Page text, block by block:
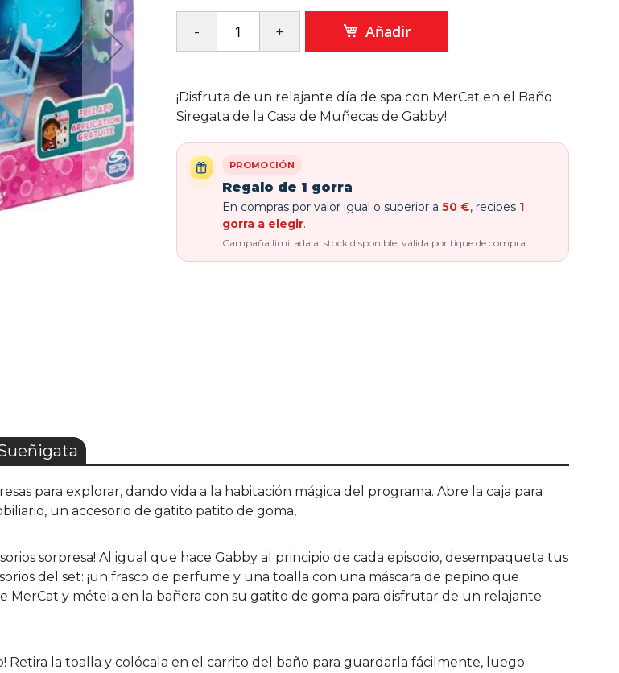
Añadir
¡Disfruta de un relajante día de spa con MerCat en el Baño
Siregata de la Casa de Muñecas de Gabby!
PROMOCIÓN
Regalo de 1 gorra
En compras por valor igual o superior a 50 €, recibes 1
gorra a elegir.
Campaña limitada al stock disponible, válida por tique de compra.
para explorar, dando vida a la habitación mágica del programa. Abre la caja para
un accesorio de gatito patito de goma,
sorpresa! Al igual que hace Gabby al principio de cada episodio, desempaqueta tus
del set: ¡un frasco de perfume y una toalla con una máscara de pepino que
MerCat y métela en la bañera con su gatito de goma para disfrutar de un relajante
Retira la toalla y colócala en el carrito del baño para guardarla fácilmente, luego